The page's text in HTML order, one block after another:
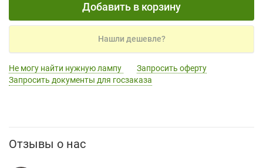
Добавить в корзину
Нашли дешевле?
Не могу найти нужную лампу
Запросить оферту
Запросить документы для госзаказа
Отзывы о нас